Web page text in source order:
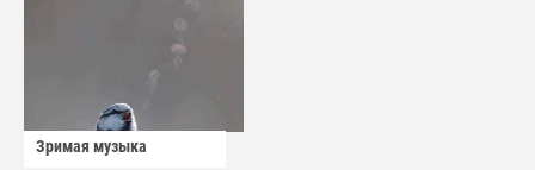
Зримая музыка